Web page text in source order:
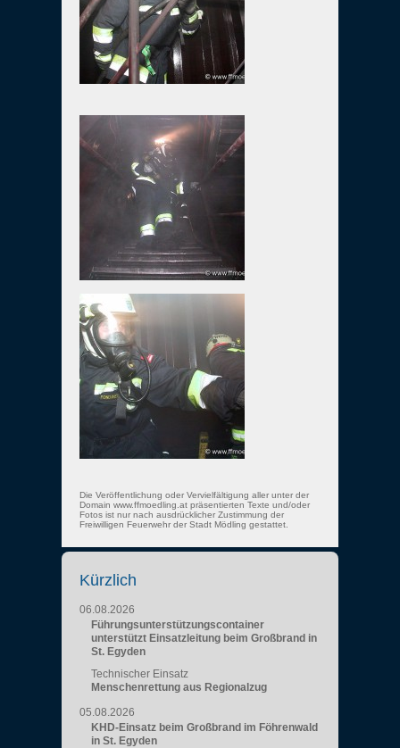
Die Veröffentlichung oder Vervielfältigung aller unter der
Domain www.ffmoedling.at präsentierten Texte und/oder
Fotos ist nur nach ausdrücklicher Zustimmung der
Freiwilligen Feuerwehr der Stadt Mödling gestattet.
Kürzlich
06.08.2026
Führungsunterstützungscontainer
unterstützt Einsatzleitung beim Großbrand in
St. Egyden
Technischer Einsatz
Menschenrettung aus Regionalzug
05.08.2026
KHD-Einsatz beim Großbrand im Föhrenwald
in St. Egyden